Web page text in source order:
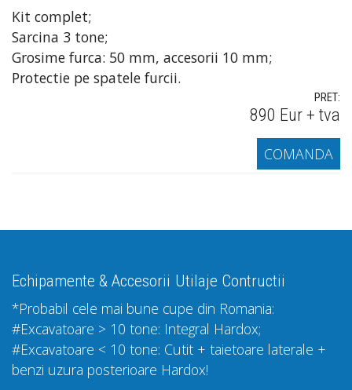
Kit complet;
Sarcina 3 tone;
Grosime furca: 50 mm, accesorii 10 mm;
Protectie pe spatele furcii.
PRET:
890 Eur + tva
COMANDA
Echipamente & Accesorii Utilaje Contructii
*Probabil cele mai bune cupe din Romania:
#Excavatoare > 10 tone: Integral Hardox;
#Excavatoare < 10 tone: Cutit + taietoare laterale +
benzi uzura posterioare Hardox!